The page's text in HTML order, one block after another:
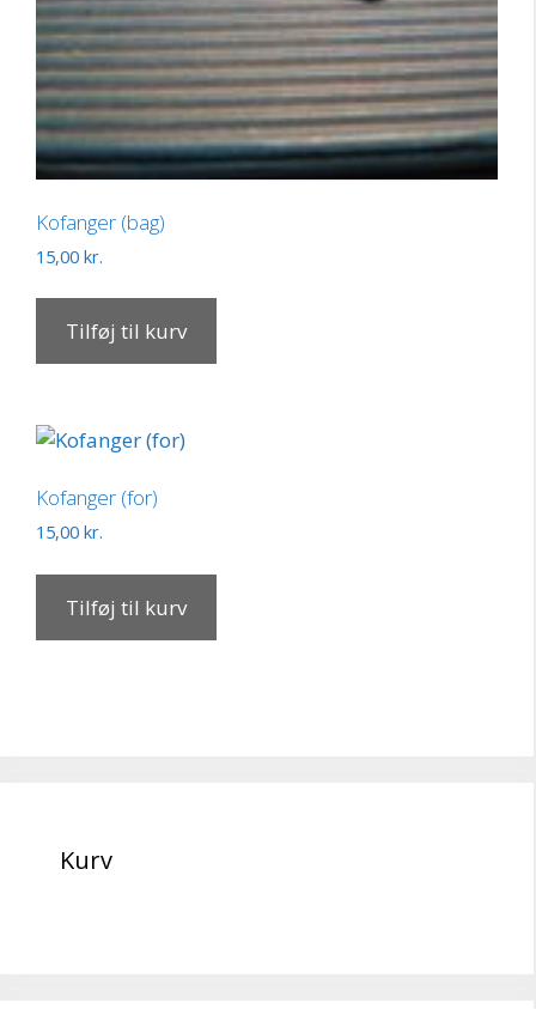
Kofanger (bag)
15,00 kr.
Tilføj til kurv
Kofanger (for)
15,00 kr.
Tilføj til kurv
Kurv